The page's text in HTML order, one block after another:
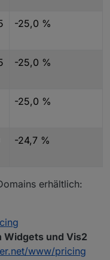
-25,0 %
-25,0 %
-25,0 %
-24,7 %
erhältlich:
Widgets und Vis2
www/pricing